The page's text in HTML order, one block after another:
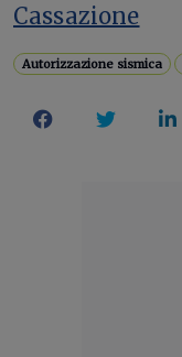
Cassazione
Autorizzazione sismica